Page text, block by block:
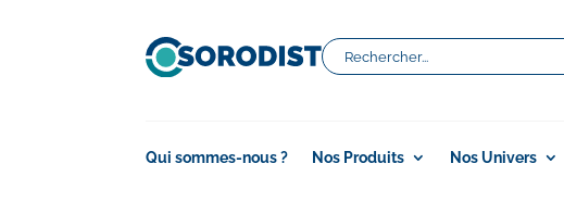
Qui sommes-nous ? Nos Produits Nos Univers